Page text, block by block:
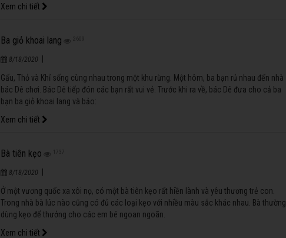
Xem chi tiết
Ba giỏ khoai lang 2609
8/18/2020
Gấu, Thỏ và Khỉ sống cùng nhau trong một khu rừng. Một hôm, ba bạn rủ nhau đến nhà
bác Dê chơi. Bác Dê tiếp đón các bạn rất vui vẻ. Trước khi ra về, bác Dê đưa cho cả ba
bạn ba giỏ khoai lang và bảo:
Xem chi tiết
Bà tiên kẹo 1737
8/18/2020
Ở một vương quốc xa xôi nọ, có một bà tiên kẹo rất hiền lành và yêu thương trẻ con.
Trong nhà bà lúc nào cũng có đủ các loại kẹo với nhiều màu sắc khác nhau. Bà thường
dùng kẹo để thưởng cho các em bé ngoan ngoãn.
Xem chi tiết